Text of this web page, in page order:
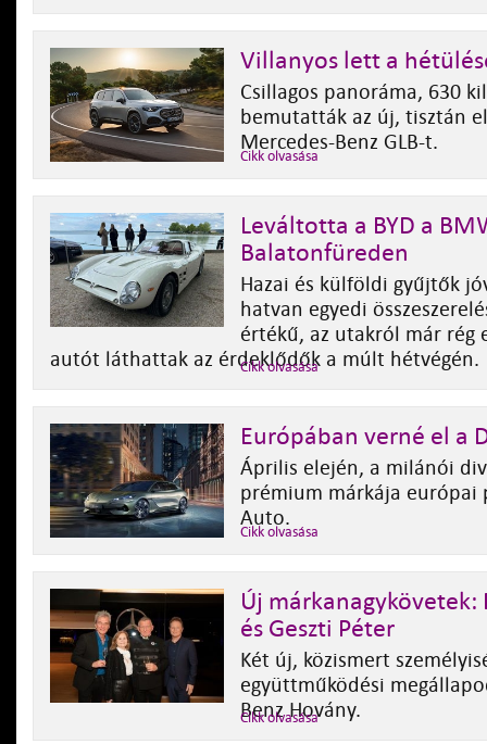
Villanyos lett a
Csillagos panoráma, 630
bemutatták az új, tisztán
Mercedes‑Benz GLB-t.
Cikk olvasása
Leváltotta a BYD a
Balatonfüreden
Hazai és külföldi gyűjtők
hatvan egyedi
értékű, az utakról már rég
autót láthattak az érdeklődők a múlt hétvégén.
Cikk olvasása
Európában verné el a
Április elején, a milánói
prémium márkája európai
Auto.
Cikk olvasása
Új márkanagykövetek:
és Geszti Péter
Két új, közismert
együttműködési
Benz Hovány.
Cikk olvasása